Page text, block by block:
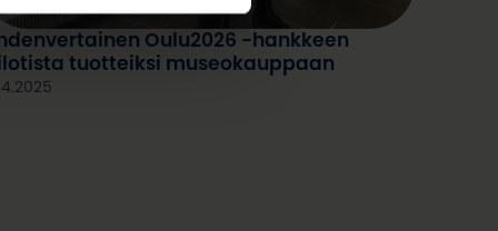
Oulu2026 -hankkeen
tuotteiksi museokauppaan